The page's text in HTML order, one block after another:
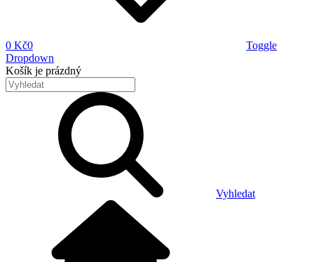
0 Kč0
Toggle
Dropdown
Košík je prázdný
Vyhledat